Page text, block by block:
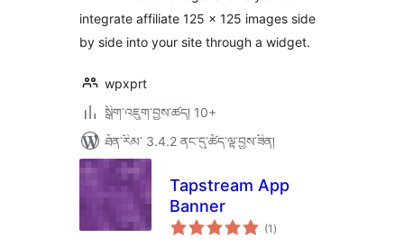
integrate affiliate 125 x 125 images side
by side into your site through a widget.
wpxprt
སྒྲིག་འཇུག་བྱས་ཚད། 10+
ཐོན་རིམ་ 3.4.2 ནང་དུ་ཚོད་ལྟ་བྱས་ཟིན།
Tapstream App
Banner
(1 གདེང་
འཇོག་
)